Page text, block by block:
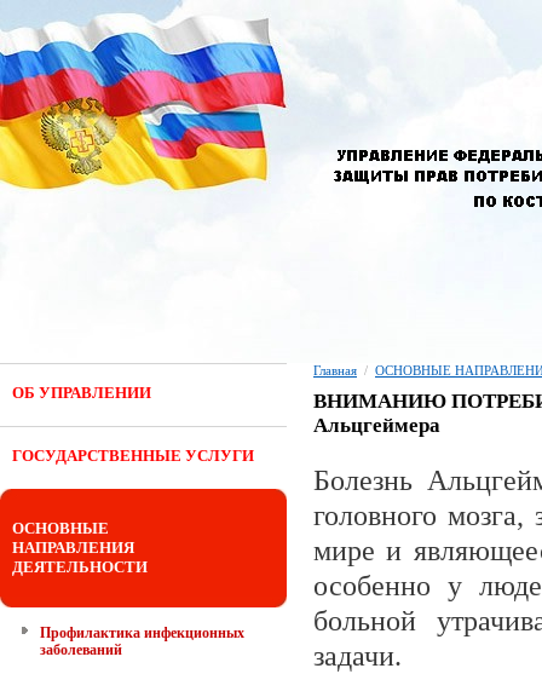
ОБ УПРАВЛЕНИИ
ГОСУДАРСТВЕННЫЕ УСЛУГИ
ОСНОВНЫЕ
НАПРАВЛЕНИЯ
ДЕЯТЕЛЬНОСТИ
Профилактика инфекционных
заболеваний
Главная / ОСНОВНЫЕ
ВНИМАНИЮ
Альцгеймера
Болезнь
головного
мире и
особенно у
больной
задачи.